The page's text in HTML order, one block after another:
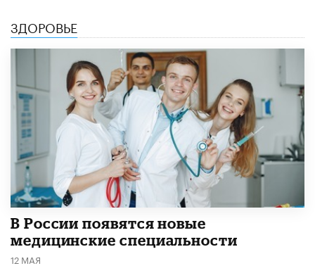
ЗДОРОВЬЕ
В России появятся новые
медицинские специальности
12 МАЯ